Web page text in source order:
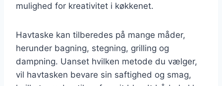
mulighed for kreativitet i køkkenet.
Havtaske kan tilberedes på mange måder,
herunder bagning, stegning, grilling og
dampning. Uanset hvilken metode du vælger,
vil havtasken bevare sin saftighed og smag,